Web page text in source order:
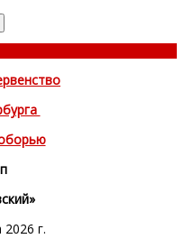
2026 г.